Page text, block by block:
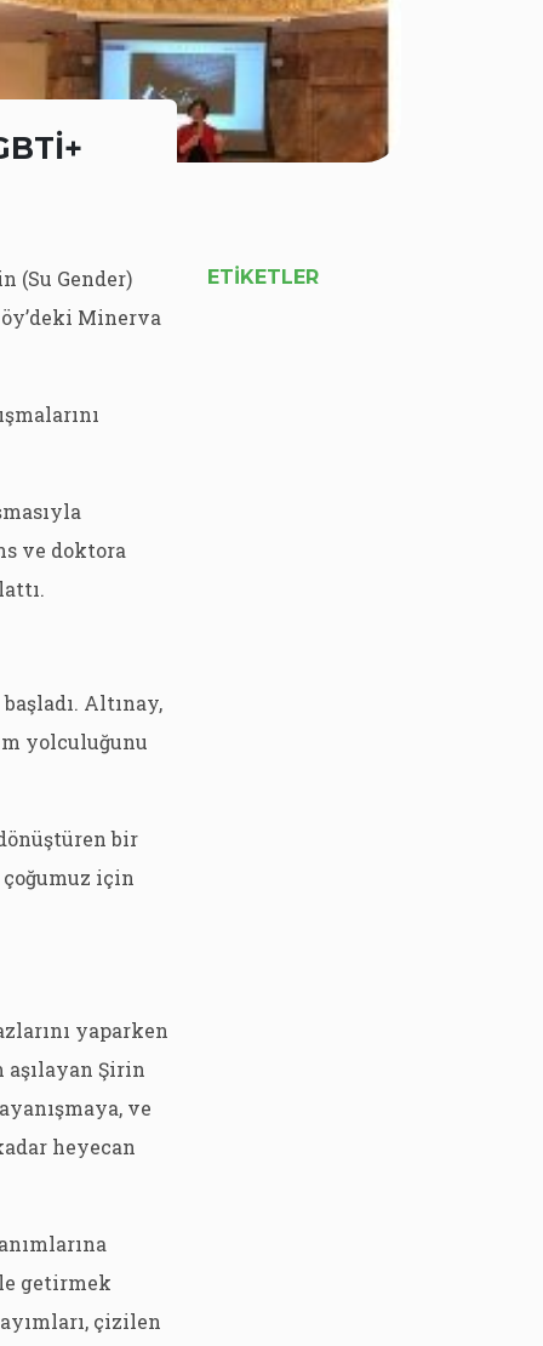
(Su Gender)
Minerva
ve doktora
Altınay,
yolculuğunu
bir
çoğumuz için
yaparken
Şirin
ve
heyecan
getirmek
çizilen
ETIKETLER